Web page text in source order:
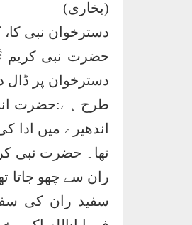
(بخاری)
دسترخوان نبی کا،
حضرت نبی کریم
دسترخوان پر
طرح ہے:حضرت
اندھیرے میں
تھا۔ حضرت نبی
ران سے چھو جاتا
سفید ران کی